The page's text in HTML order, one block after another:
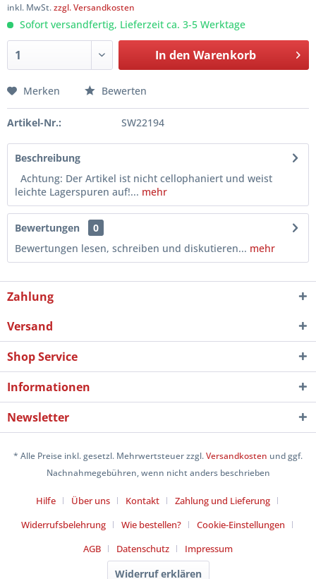
inkl. MwSt.zzgl. Versandkosten
Sofort versandfertig, Lieferzeit ca. 3-5 Werktage
In den Warenkorb
Merken Bewerten
Artikel-Nr.: SW22194
Beschreibung
Achtung: Der Artikel ist nicht cellophaniert und weist
leichte Lagerspuren auf!... mehr
Bewertungen
0
Bewertungen lesen, schreiben und diskutieren... mehr
Zahlung
Versand
Shop Service
Informationen
Newsletter
* Alle Preise inkl. gesetzl. Mehrwertsteuer zzgl.Versandkosten und ggf.
Nachnahmegebühren, wenn nicht anders beschrieben
Hilfe Über uns Kontakt
Zahlung und Lieferung
Widerrufsbelehrung
Wie bestellen?
Cookie-Einstellungen
AGB
Datenschutz Impressum
Widerruf erklären